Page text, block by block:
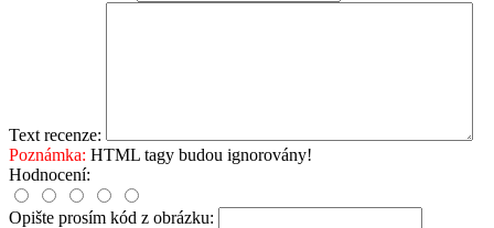
Text recenze:
Poznámka: HTML tagy budou ignorovány!
Hodnocení:
Opište prosím kód z obrázku: